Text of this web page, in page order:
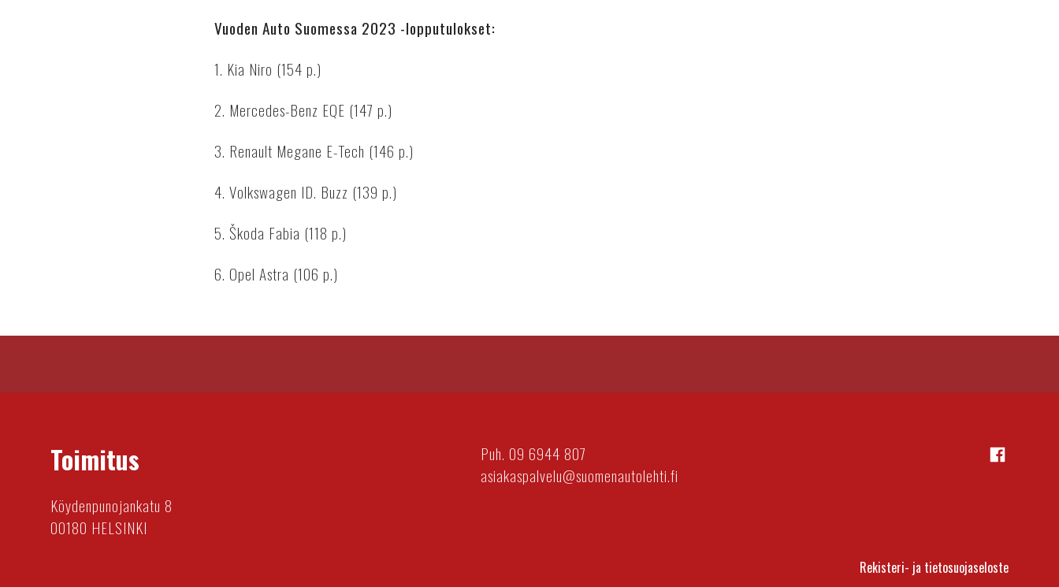
Vuoden Auto Suomessa 2023 -lopputulokset:
1. Kia Niro (154 p.)
2. Mercedes-Benz EQE (147 p.)
3. Renault Megane E-Tech (146 p.)
4. Volkswagen ID. Buzz (139 p.)
5. Škoda Fabia (118 p.)
6. Opel Astra (106 p.)
Toimitus
Köydenpunojankatu 8
00180 HELSINKI
Puh. 09 6944 807
asiakaspalvelu@suomenautolehti.fi
Rekisteri- ja tietosuojaseloste